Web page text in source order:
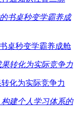
桌秒变学霸养成舱
化为实际竞争力